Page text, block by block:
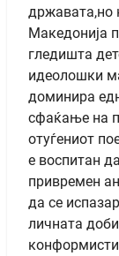
државата,но
Македонија
гледишта
идеолошки
доминира
сфаќање на
отуѓениот
е воспитан
привремен
да се
личната